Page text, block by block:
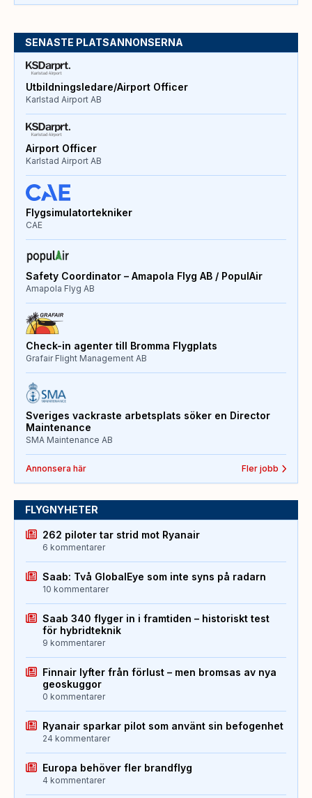
SENASTE PLATSANNONSERNA
Utbildningsledare/Airport Officer
Karlstad Airport AB
Airport Officer
Karlstad Airport AB
Flygsimulatortekniker
CAE
Safety Coordinator – Amapola Flyg AB / PopulAir
Amapola Flyg AB
Check-in agenter till Bromma Flygplats
Grafair Flight Management AB
Sveriges vackraste arbetsplats söker en Director
Maintenance
SMA Maintenance AB
Annonsera här Fler jobb
FLYGNYHETER
262 piloter tar strid mot Ryanair
6 kommentarer
Saab: Två GlobalEye som inte syns på radarn
10 kommentarer
Saab 340 flyger in i framtiden – historiskt test
för hybridteknik
9 kommentarer
Finnair lyfter från förlust – men bromsas av nya
geoskuggor
0 kommentarer
Ryanair sparkar pilot som använt sin befogenhet
24 kommentarer
Europa behöver fler brandflyg
4 kommentarer